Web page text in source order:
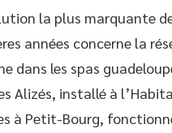
la plus marquante
années concerne la
dans les spas
Alizés, installé à
à Petit-Bourg,